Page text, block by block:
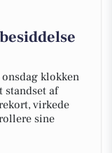
klokken
af
virkede
sine